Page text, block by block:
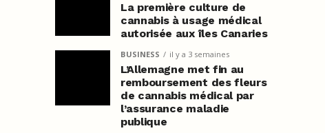
La première culture de
cannabis à usage médical
autorisée aux îles Canaries
BUSINESS il y a 3 semaines
L’Allemagne met fin au
remboursement des fleurs
de cannabis médical par
l’assurance maladie
publique